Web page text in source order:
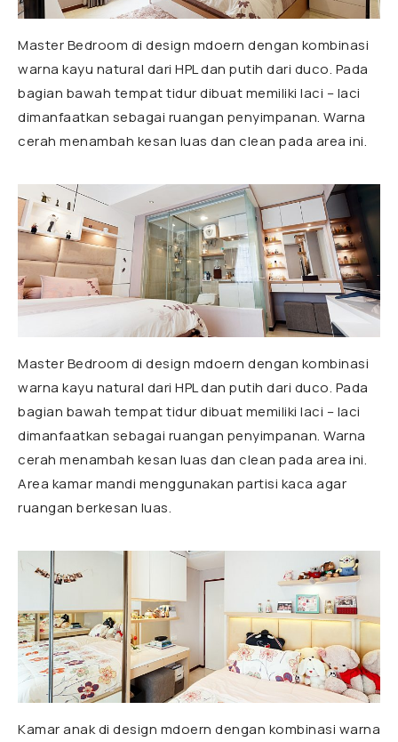
Master Bedroom di design mdoern dengan kombinasi
warna kayu natural dari HPL dan putih dari duco. Pada
bagian bawah tempat tidur dibuat memiliki laci – laci
dimanfaatkan sebagai ruangan penyimpanan. Warna
cerah menambah kesan luas dan clean pada area ini.
Master Bedroom di design mdoern dengan kombinasi
warna kayu natural dari HPL dan putih dari duco. Pada
bagian bawah tempat tidur dibuat memiliki laci – laci
dimanfaatkan sebagai ruangan penyimpanan. Warna
cerah menambah kesan luas dan clean pada area ini.
Area kamar mandi menggunakan partisi kaca agar
ruangan berkesan luas.
Kamar anak di design mdoern dengan kombinasi warna